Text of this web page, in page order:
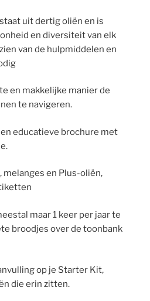
uit dertig oliën en is
en diversiteit van elk
van de hulpmiddelen en
en makkelijke manier de
te navigeren.
educatieve brochure met
melanges en Plus-oliën,
maar 1 keer per jaar te
broodjes over de toonbank
op je Starter Kit,
die erin zitten.